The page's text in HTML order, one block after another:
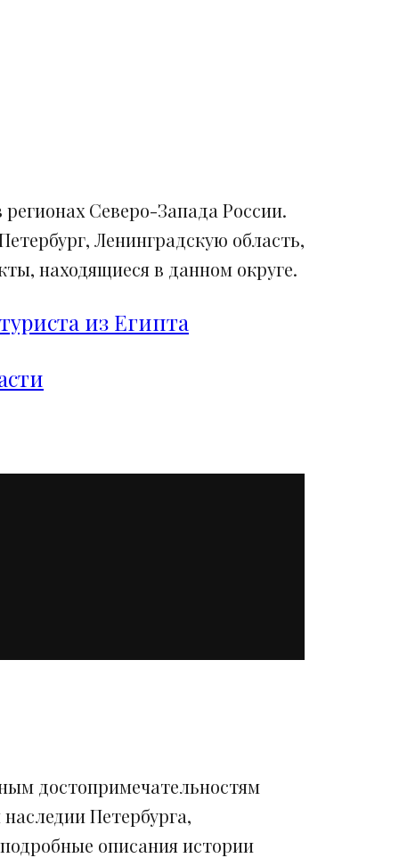
Северо-Запада России.
Ленинградскую область,
находящиеся в данном округе.
из Египта
достопримечательностям
Петербурга,
описания истории